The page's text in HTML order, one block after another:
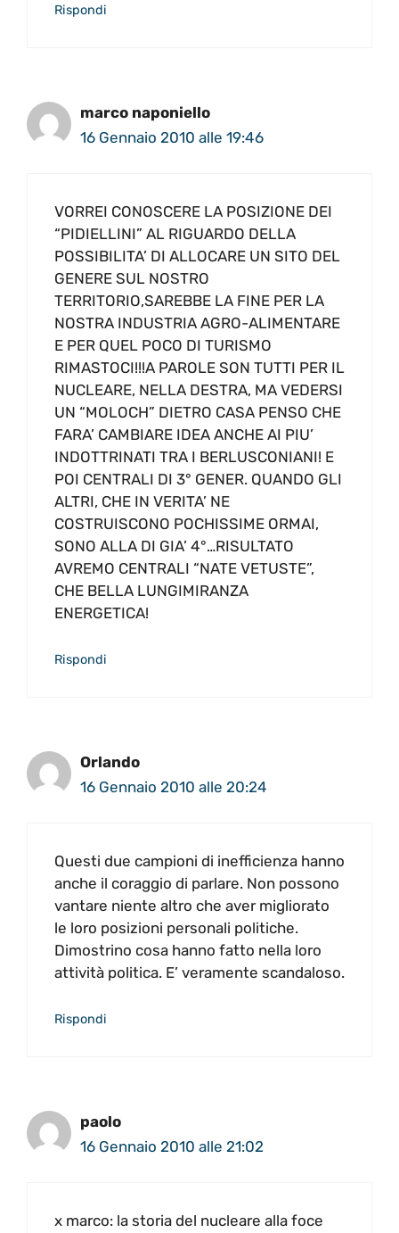
Rispondi
marco naponiello
16 Gennaio 2010 alle 19:46
VORREI CONOSCERE LA POSIZIONE DEI
“PIDIELLINI” AL RIGUARDO DELLA
POSSIBILITA’ DI ALLOCARE UN SITO DEL
GENERE SUL NOSTRO
TERRITORIO,SAREBBE LA FINE PER LA
NOSTRA INDUSTRIA AGRO-ALIMENTARE
E PER QUEL POCO DI TURISMO
RIMASTOCI!!!A PAROLE SON TUTTI PER IL
NUCLEARE, NELLA DESTRA, MA VEDERSI
UN “MOLOCH” DIETRO CASA PENSO CHE
FARA’ CAMBIARE IDEA ANCHE AI PIU’
INDOTTRINATI TRA I BERLUSCONIANI! E
POI CENTRALI DI 3° GENER. QUANDO GLI
ALTRI, CHE IN VERITA’ NE
COSTRUISCONO POCHISSIME ORMAI,
SONO ALLA DI GIA’ 4°…RISULTATO
AVREMO CENTRALI “NATE VETUSTE”,
CHE BELLA LUNGIMIRANZA
ENERGETICA!
Rispondi
Orlando
16 Gennaio 2010 alle 20:24
Questi due campioni di inefficienza hanno
anche il coraggio di parlare. Non possono
vantare niente altro che aver migliorato
le loro posizioni personali politiche.
Dimostrino cosa hanno fatto nella loro
attività politica. E’ veramente scandaloso.
Rispondi
paolo
16 Gennaio 2010 alle 21:02
x marco: la storia del nucleare alla foce